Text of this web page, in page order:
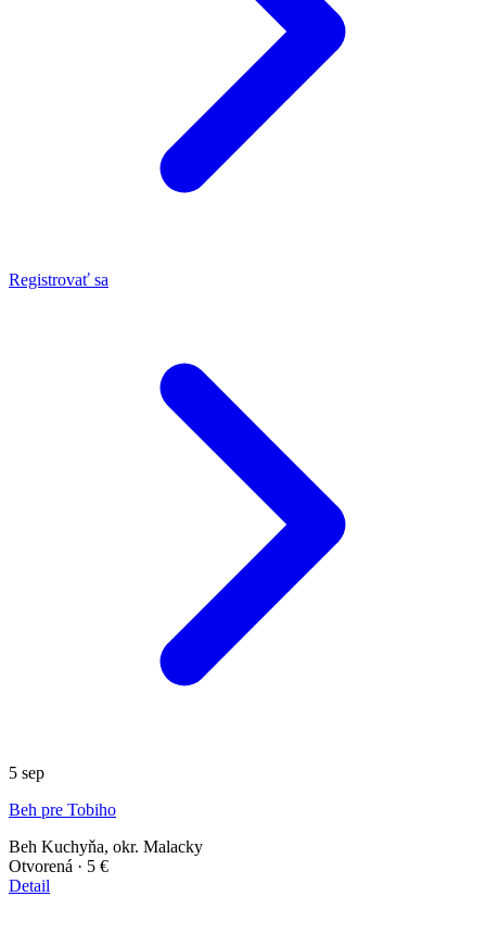
Registrovať sa
5 sep
Beh pre Tobiho
Beh Kuchyňa, okr. Malacky
Otvorená · 5 €
Detail